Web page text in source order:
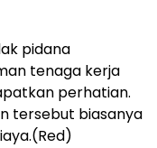
pidana
tenaga kerja
perhatian.
tersebut biasanya